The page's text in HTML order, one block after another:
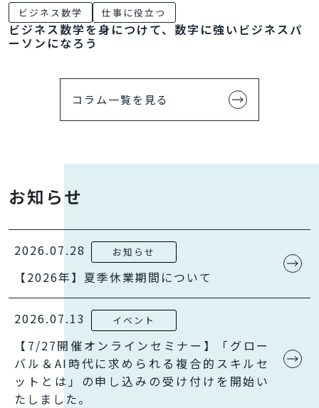
ビジネス数学 仕事に役立つ
ビジネス数学を身につけて、数字に強いビジネスパ
ーソンになろう
コラム一覧を見る
お知らせ
2026.07.28 お知らせ
【2026年】夏季休業期間について
2026.07.13 イベント
【7/27開催オンラインセミナー】「グロー
バル＆AI時代に求められる複合的スキルセ
ットとは」の申し込みの受け付けを開始い
たしました。